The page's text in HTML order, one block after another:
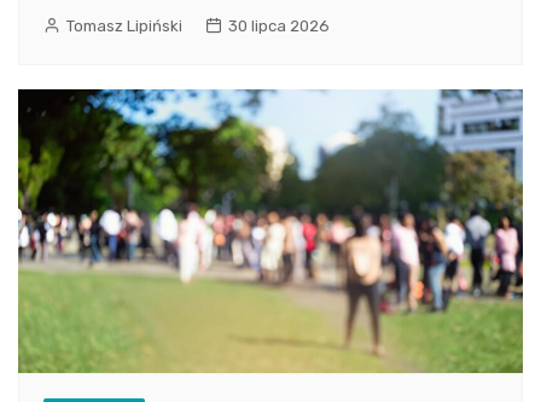
Tomasz Lipiński 30 lipca 2026